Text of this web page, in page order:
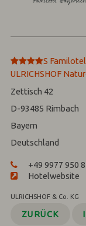
****
S
ULRICHSHOF
Zettisch 42
D-93485 Rimbach
Bayern
Deutschland
+49 9977 950
Hotelwebsite
ULRICHSHOF & Co. KG
ZURÜCK